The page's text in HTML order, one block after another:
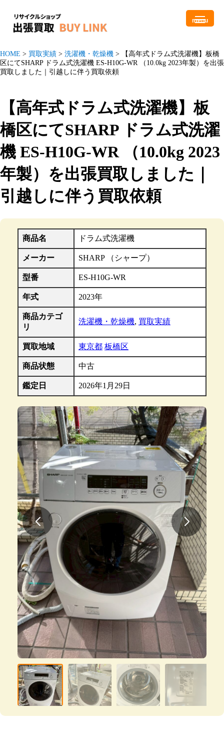
menu
HOME > 買取実績 > 洗濯機・乾燥機 >
【高年式ドラム式洗濯機】板橋
区にてSHARP ドラム式洗濯機 ES-H10G-WR （10.0kg 2023年製）を出張
買取しました｜引越しに伴う買取依頼
【高年式ドラム式洗濯機】板
橋区にてSHARP ドラム式洗濯
機 ES-H10G-WR （10.0kg 2023
年製）を出張買取しました｜
引越しに伴う買取依頼
商品名 ドラム式洗濯機
メーカー SHARP （シャープ）
型番 ES-H10G-WR
年式 2023年
商品カテゴ
リ
洗濯機・乾燥機, 買取実績
買取地域 東京都 板橋区
商品状態 中古
鑑定日 2026年1月29日